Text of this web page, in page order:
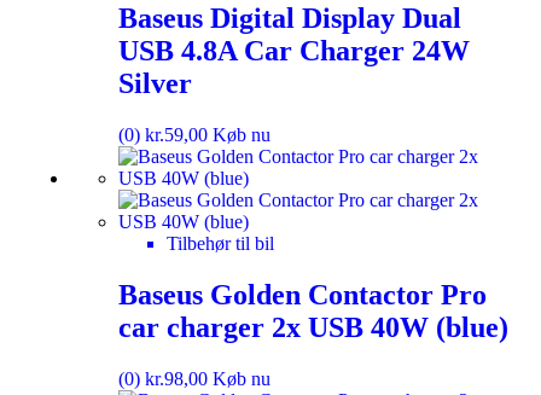
Baseus Digital Display Dual
USB 4.8A Car Charger 24W
Silver
(0) kr.59,00 Køb nu
Tilbehør til bil
Baseus Golden Contactor Pro
car charger 2x USB 40W (blue)
(0) kr.98,00 Køb nu